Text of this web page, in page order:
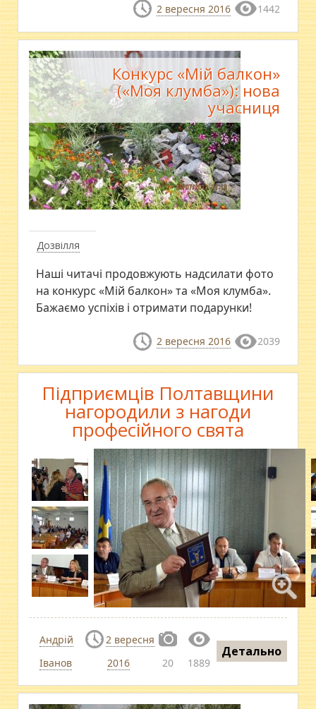
2 вересня 2016 1442
Дозвілля
Конкурс «Мій балкон»
(«Моя клумба»): нова
учасниця
Наші читачі продовжують надсилати фото
на конкурс «Мій балкон» та «Моя клумба».
Бажаємо успіхів і отримати подарунки!
2 вересня 2016 2039
Підприємців Полтавщини
нагородили з нагоди
професійного свята
Андрій
Іванов
2 вересня
2016
20 1889
Детально